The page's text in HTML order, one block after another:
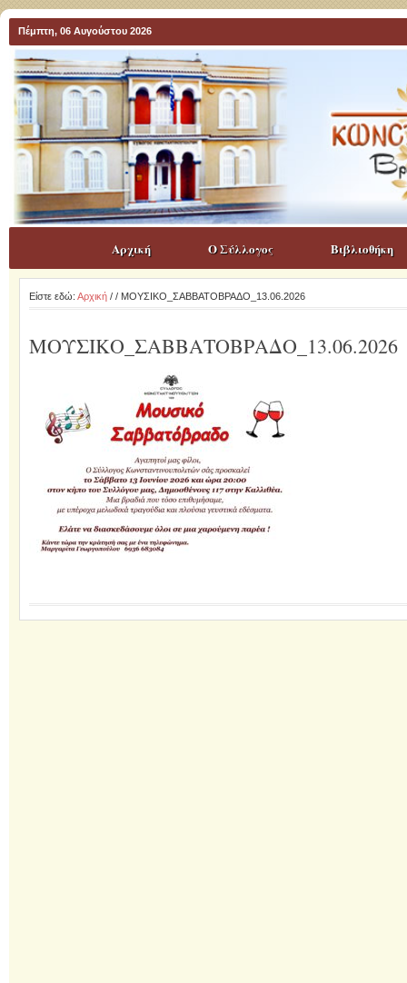
Πέμπτη, 06 Αυγούστου 2026
Αρχική Ο Σύλλογος Βιβλιοθήκη
Είστε εδώ: Αρχική/ / ΜΟΥΣΙΚΟ_ΣΑΒΒΑΤΟΒΡΑΔΟ_13.06.2026
ΜΟΥΣΙΚΟ_ΣΑΒΒΑΤΟΒΡΑΔΟ_13.06.2026